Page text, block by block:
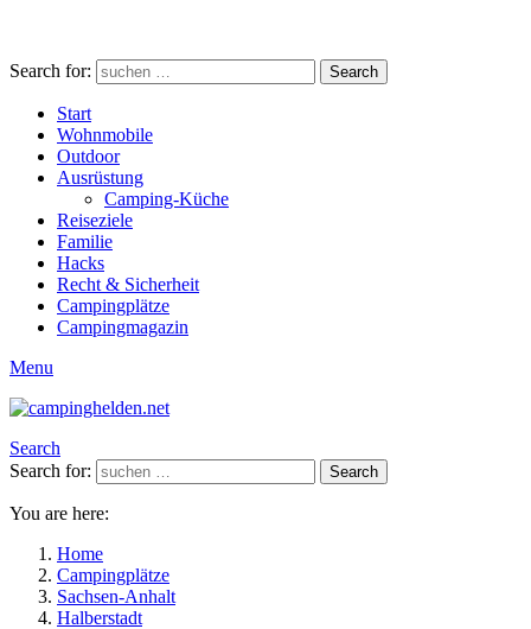
Search for: Search
Start
Wohnmobile
Outdoor
Ausrüstung
Camping-Küche
Reiseziele
Familie
Hacks
Recht & Sicherheit
Campingplätze
Campingmagazin
Menu
Search
Search for:
Search
You are here:
Home
Campingplätze
Sachsen-Anhalt
Halberstadt